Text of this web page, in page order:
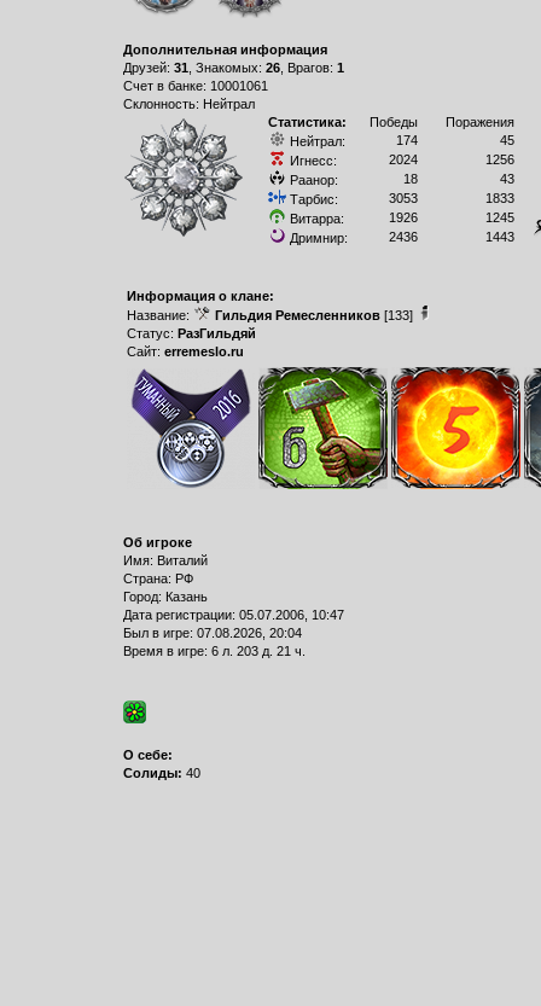
Дополнительная информация
Друзей: 31 , Знакомых: 26, Врагов: 1
Счет в банке: 10001061
Склонность: Нейтрал
Статистика:
Победы
Поражения
Нейтрал:
174
45
Игнесс:
2024
1256
Раанор:
18
43
Тарбис:
3053
1833
Витарра:
1926
1245
Дримнир:
2436 1443
Информация о клане:
Название:
Гильдия Ремесленников[133]
Статус: РазГильдяй
Сайт: erremeslo.ru
Об игроке
Имя: Виталий
Страна: РФ
Город: Казань
Дата регистрации: 05.07.2006, 10:47
Был в игре: 07.08.2026, 20:04
Время в игре: 6 л. 203 д. 21 ч.
О себе:
Солиды: 40